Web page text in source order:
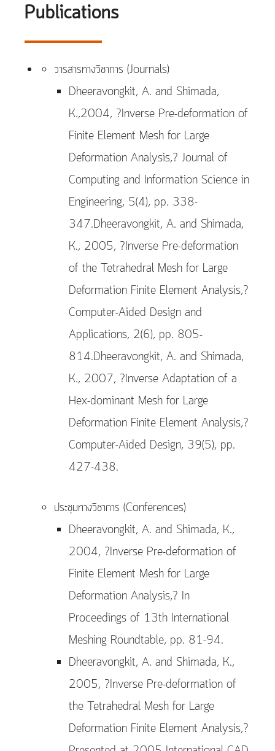
Publications
วารสารทางวิชาการ (Journals)
Dheeravongkit, A. and Shimada,
K.,2004, ?Inverse Pre-deformation of
Finite Element Mesh for Large
Deformation Analysis,? Journal of
Computing and Information Science in
Engineering, 5(4), pp. 338-
347.Dheeravongkit, A. and Shimada,
K., 2005, ?Inverse Pre-deformation
of the Tetrahedral Mesh for Large
Deformation Finite Element Analysis,?
Computer-Aided Design and
Applications, 2(6), pp. 805-
814.Dheeravongkit, A. and Shimada,
K., 2007, ?Inverse Adaptation of a
Hex-dominant Mesh for Large
Deformation Finite Element Analysis,?
Computer-Aided Design, 39(5), pp.
427-438.
ประชุมทางวิชาการ (Conferences)
Dheeravongkit, A. and Shimada, K.,
2004, ?Inverse Pre-deformation of
Finite Element Mesh for Large
Deformation Analysis,? In
Proceedings of 13th International
Meshing Roundtable, pp. 81-94.
Dheeravongkit, A. and Shimada, K.,
2005, ?Inverse Pre-deformation of
the Tetrahedral Mesh for Large
Deformation Finite Element Analysis,?